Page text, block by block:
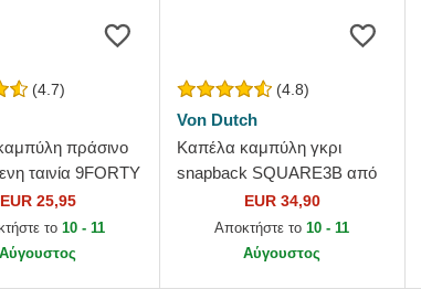
(4.7)
πράσινο
ταινία 9FORTY
από New
MLB από...
EUR 25,95
το10 - 11
Αύγουστος
(4.8)
Von Dutch
Καπέλα καμπύλη γκρι
snapback SQUARE3B από
Von DutchEUR 34,90
Αποκτήστε το10 - 11
Αύγουστος